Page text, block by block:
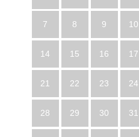
7 8 9 10
14 15 16 17
21 22 23 24
28 29 30 31